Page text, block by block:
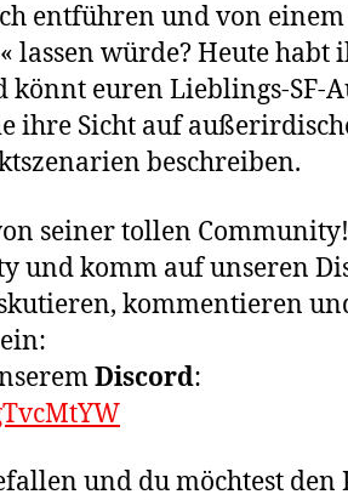
entführen und von einem
lassen würde? Heute habt
könnt euren Lieblings-SF-
ihre Sicht auf
beschreiben.
seiner tollen
und komm auf unseren
kommentieren
Discord:
und du möchtest den